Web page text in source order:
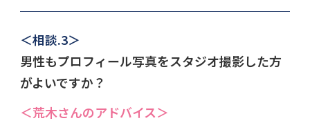
＜相談.3＞
男性もプロフィール写真をスタジオ撮影した方
がよいですか？
＜荒木さんのアドバイス＞